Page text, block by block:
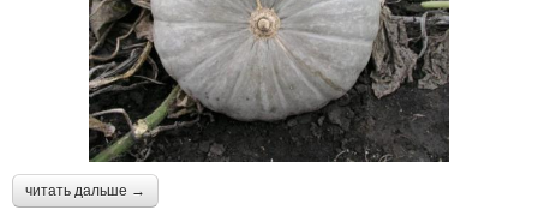
читать дальше →